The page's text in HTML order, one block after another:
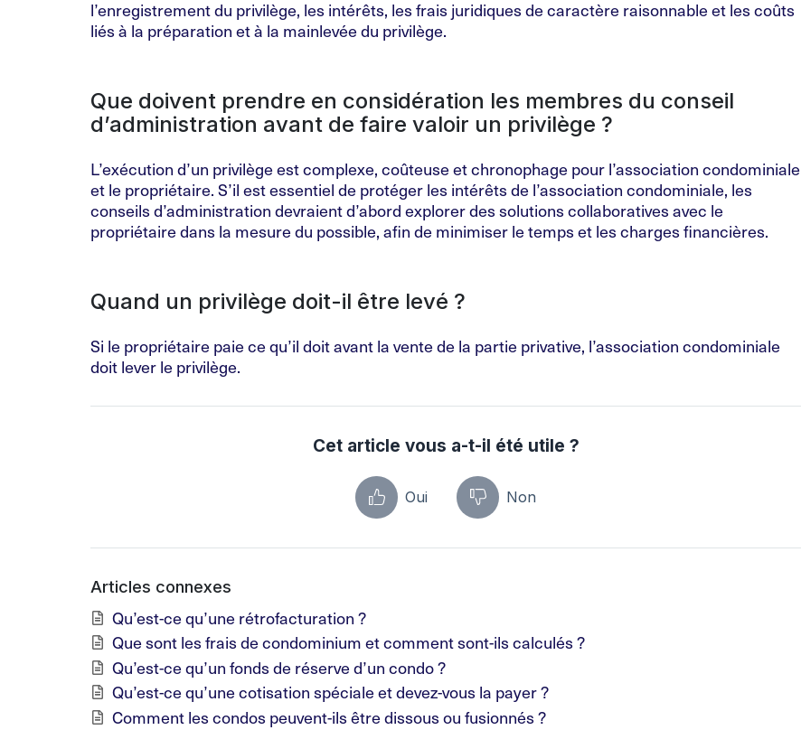
l’enregistrement du privilège, les intérêts, les frais juridiques de caractère raisonnable et les coûts
liés à la préparation et à la mainlevée du privilège.
Que doivent prendre en considération les membres du conseil
d’administration avant de faire valoir un privilège ?
L’exécution d’un privilège est complexe, coûteuse et chronophage pour l’association condominiale
et le propriétaire. S’il est essentiel de protéger les intérêts de l’association condominiale, les
conseils d’administration devraient d’abord explorer des solutions collaboratives avec le
propriétaire dans la mesure du possible, afin de minimiser le temps et les charges financières.
Quand un privilège doit-il être levé ?
Si le propriétaire paie ce qu’il doit avant la vente de la partie privative, l’association condominiale
doit lever le privilège.
Cet article vous a-t-il été utile ?
Oui Non
Articles connexes
Qu’est-ce qu’une rétrofacturation ?
Que sont les frais de condominium et comment sont-ils calculés ?
Qu’est-ce qu’un fonds de réserve d’un condo ?
Qu’est-ce qu’une cotisation spéciale et devez-vous la payer ?
Comment les condos peuvent-ils être dissous ou fusionnés ?